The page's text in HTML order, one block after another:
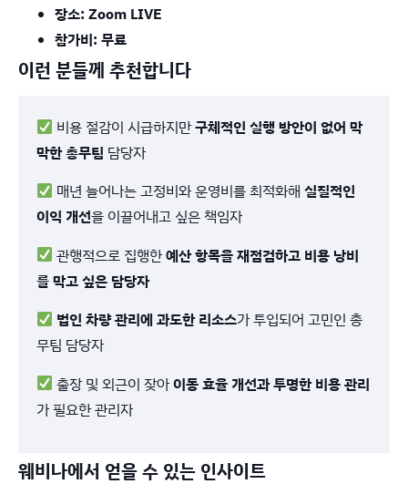
장소: Zoom LIVE
참가비: 무료
이런 분들께 추천합니다
비용 절감이 시급하지만구체적인 실행 방안이 없어 막
막한 총무팀 담당자
매년 늘어나는 고정비와 운영비를 최적화해실질적인
이익 개선을 이끌어내고 싶은 책임자
관행적으로 집행한예산 항목을 재점검하고 비용 낭비
를 막고 싶은 담당자
법인 차량 관리에 과도한 리소스가 투입되어 고민인 총
무팀 담당자
출장 및 외근이 잦아이동 효율 개선과 투명한 비용 관리
가 필요한 관리자
웨비나에서 얻을 수 있는 인사이트